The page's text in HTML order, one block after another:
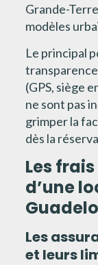
Grande-
modèles
Le principal
(GPS, siège
ne sont pas
grimper la
dès la
Les
d’une
Les
et leurs